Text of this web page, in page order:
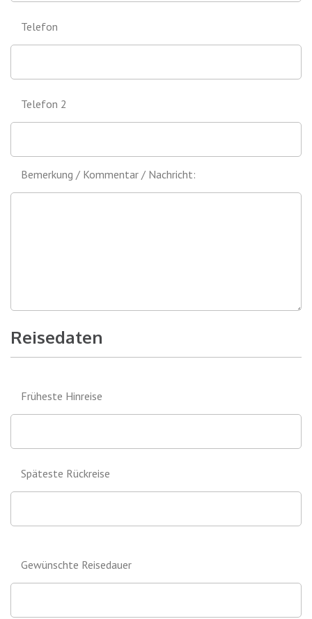
Telefon
Telefon 2
Bemerkung / Kommentar / Nachricht:
Reisedaten
Früheste Hinreise
Späteste Rückreise
Gewünschte Reisedauer